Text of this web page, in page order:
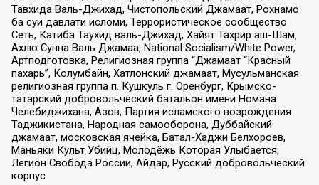
Тавхида Валь-Джихад, Чистопольский Джамаат, Рохнамо
ба суи давлати исломи, Террористическое сообщество
Сеть, Катиба Таухид валь-Джихад, Хайят Тахрир аш-Шам,
Ахлю Сунна Валь Джамаа, National Socialism/White Power,
Артподготовка, Религиозная группа “Джамаат “Красный
пахарь”, Колумбайн, Хатлонский джамаат, Мусульманская
религиозная группа п. Кушкуль г. Оренбург, Крымско-
татарский добровольческий батальон имени Номана
Челебиджихана, Азов, Партия исламского возрождения
Таджикистана, Народная самооборона, Дуббайский
джамаат, московская ячейка, Батал-Хаджи Белхороев,
Маньяки Культ Убийц, Молодёжь Которая Улыбается,
Легион Свобода России, Айдар, Русский добровольческий
корпус